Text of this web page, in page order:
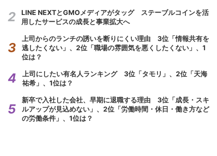
LINE NEXTとGMOメディアがタッグ ステーブルコインを活
用したサービスの成長と事業拡大へ
上司からのランチの誘いを断りにくい理由 3位「情報共有を
逃したくない」、2位「職場の雰囲気を悪くしたくない」、1
位は？
上司にしたい有名人ランキング 3位「タモリ」、2位「天海
祐希」、1位は？
新卒で入社した会社、早期に退職する理由 3位「成長・スキ
ルアップが見込めない」、2位「労働時間・休日・働き方など
の労働条件」、1位は？